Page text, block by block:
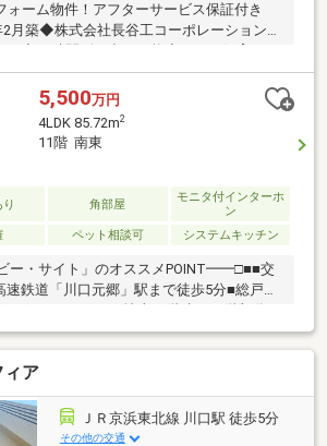
ーム物件！アフターサービス保証付き
月築◆株式会社長谷工コーポレーション施
制限有) ◆充実の共用部（ゲストルー
ルーム、パーティールーム）◆駐車場空き
500円～3000円（※2台目は一律3000円/台・
場 各戸2台無料◆オール電化マンション●
ミットストア川口エルザタワー店→徒歩4
）デイリーヤマザキ川口元郷駅→徒歩5分
元郷南小学校→徒歩4分（260m）領家中学校
5,500万円
4LDK 85.72m2
11階 南東
角部屋
モニタ付インターホ
ン
ペット相談可 システムキッチン
・サイト」のオススメPOINT━━□■■交
速鉄道「川口元郷」駅まで徒歩5分■総戸数
マンション■南東・北東・北西の3方角住戸
ニーで陽当り・通風良好■LDKは約15.6帖
の和室が隣接■ペット飼育可能(規約制限有
設充実・パーティールーム(有償)・キッズ
)・ゲストルーム(有償)・洗車スペース(有
辺環境・サミットストア川口エルザタワ
ィア
ＪＲ京浜東北線 川口駅 徒歩5分
その他の交通